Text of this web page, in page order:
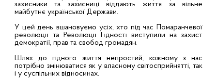
захисники та захисниці віддають життя за вільне
майбутнє української Держави.
У цей день вшановуємо усіх, хто під час Помаранчевої
революції та Революції Гідності виступили на захист
демократії, прав та свобод громадян.
Шлях до гідного життя непростий, кожному з нас
потрібно змінюватися як у власному світосприйнятті, так
і у суспільних відносинах.